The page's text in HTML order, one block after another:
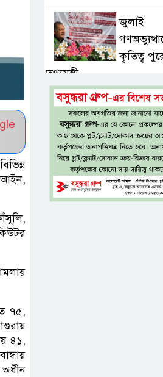
আইন,
৭৫,
৪১,
জুলাই
কৃতিত্ব
তথ্যমন্ত্রী
গুরুত্বপূর্ণ
নিয়ে
নিন্দা
গুজবে কান না দেওয়ার
শেখ